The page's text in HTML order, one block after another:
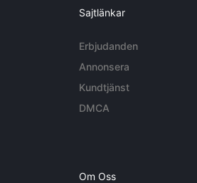
Sajtlänkar
Erbjudanden
Annonsera
Kundtjänst
DMCA
Om Oss